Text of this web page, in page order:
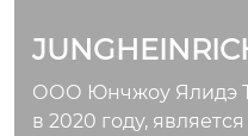
ООО Юнчжоу Ялидэ
в 2020 году,